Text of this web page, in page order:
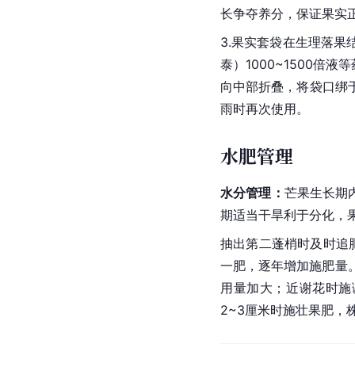
长争夺养分，保证果实
3.果实套袋在生理落果
泰）1000~1500倍液等
向中部折叠，将袋口绑
雨时再次使用。
水肥管理
水分管理： 芒果生长期
期适当干旱利于分化，
抽出第二蓬梢时及时
一肥，逐年增加施肥量
用量加大；近谢花时
2~3厘米时施壮果肥，